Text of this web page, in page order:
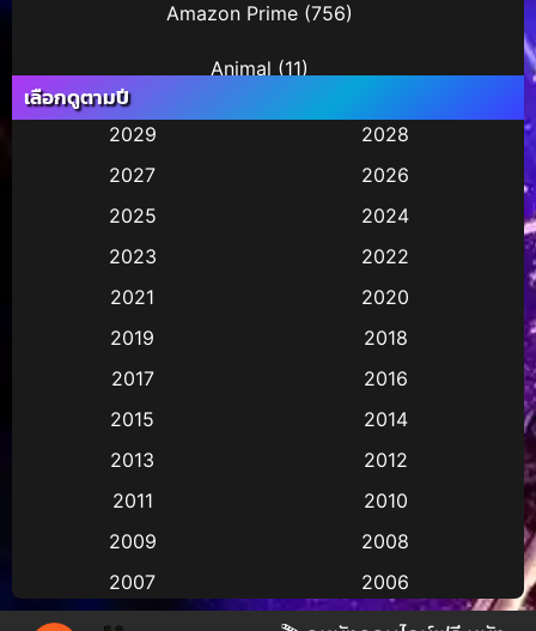
Amazon Prime(756)
Animal (11)
Animation การ์ตูน(245)
Based on a True Story สร้างจากเรื่องจริง (3)
เลือกดูตามปี
2029
2028
2027
2026
2025
2024
2023
2022
2021
2020
2019
2018
2017
2016
2015
2014
2013
2012
2011
2010
2009
2008
2007
2006
2005
2004